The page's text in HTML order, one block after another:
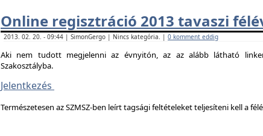
Online regisztráció 2013 tavaszi
2013. 02. 20. - 09:44 | SimonGergo | Nincs kategória. | 0 komment eddig
Aki nem tudott megjelenni az évnyitón, az az alább látható
Szakosztályba.
Jelentkezés
Természetesen az SZMSZ-ben leírt tagsági feltételeket teljesíteni kell a